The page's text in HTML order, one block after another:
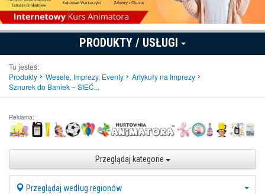
PRODUKTY / USŁUGI
Tu jesteś:
Produkty
Wesele, Imprezy, Eventy
Artykuły na Imprezy
Sznurek do Baniek – SIEĆ...
Reklama:
Przeglądaj kategorie
Przeglądaj według regionów